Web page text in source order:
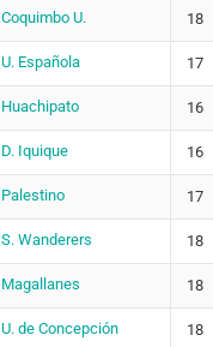
Coquimbo U. 18
U. Española 17
Huachipato 16
D. Iquique 16
Palestino 17
S. Wanderers 18
Magallanes 18
U. de Concepción 18